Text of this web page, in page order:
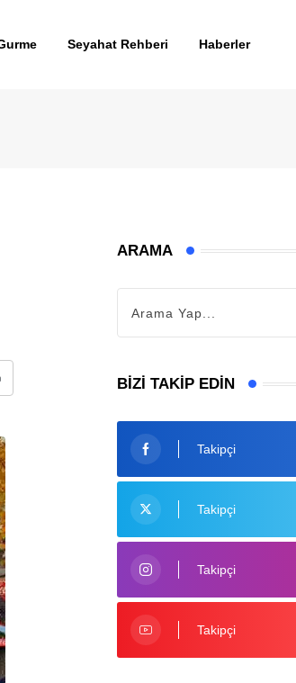
Seyahat Rehberi Haberler
ARAMA
BIZI TAKIP EDIN
Takipçi
Takipçi
Takipçi
Takipçi